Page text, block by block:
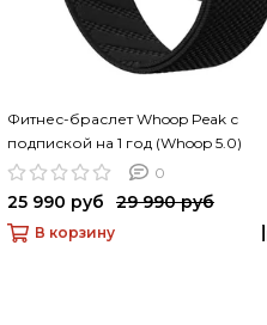
Фитнес-браслет Whoop Peak с
подпиской на 1 год (Whoop 5.0)
0
25 990 руб 29 990 руб
В корзину